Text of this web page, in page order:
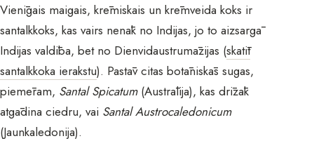
Vienīgais maigais, krēmiskais un krēmveida koks ir
santalkkoks, kas vairs nenāk no Indijas, jo to aizsargā
Indijas valdība, bet no Dienvidaustrumāzijas (skatīt
santalkkoka ierakstu). Pastāv citas botāniskās sugas,
piemēram, Santal Spicatum(Austrālija), kas drīzāk
atgādina ciedru, vai Santal Austrocaledonicum
(Jaunkaledonija).